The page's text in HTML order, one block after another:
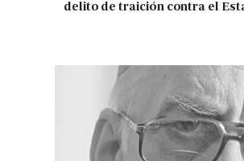
delito de traición contra el